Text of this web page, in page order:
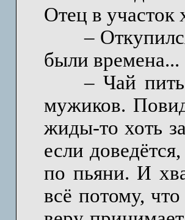
Отец в участок
– Откупился,
были времена...
– Чай пить
мужиков.
жиды-то хоть
если
по пьяни. И
всё потому,